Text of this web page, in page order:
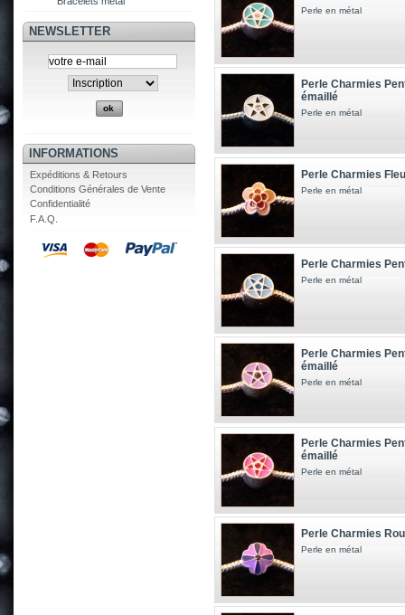
NEWSLETTER
INFORMATIONS
Expéditions & Retours
Conditions Générales de Vente
Confidentialité
F.A.Q.
Perle en métal
Perle Charmies
émaillé
Perle en métal
Perle Charmies
Perle en métal
Perle Charmies
Perle en métal
Perle Charmies
émaillé
Perle en métal
Perle Charmies
émaillé
Perle en métal
Perle Charmies
Perle en métal